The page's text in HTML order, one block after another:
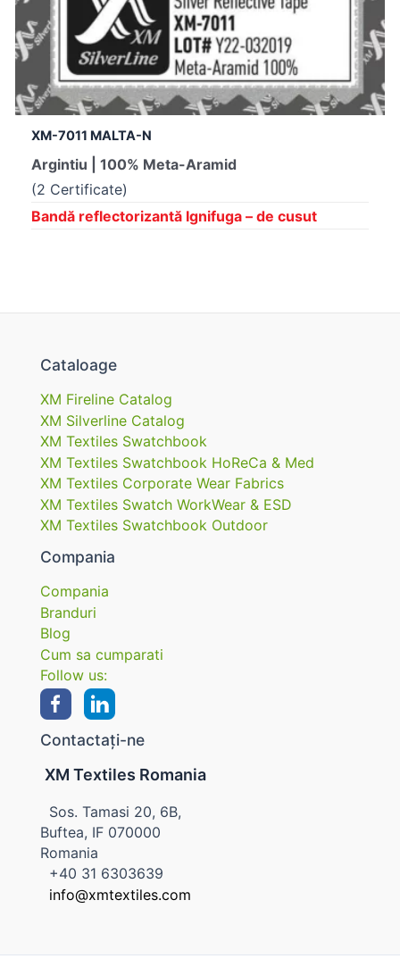
XM-7011 MALTA-N
Argintiu | 100% Meta-Aramid
(2 Certificate)
Bandă reflectorizantă Ignifuga – de cusut
Cataloage
XM Fireline Catalog
XM Silverline Catalog
XM Textiles Swatchbook
XM Textiles Swatchbook HoReCa & Med
XM Textiles Corporate Wear Fabrics
XM Textiles Swatch WorkWear & ESD
XM Textiles Swatchbook Outdoor
Compania
Compania
Branduri
Blog
Cum sa cumparati
Follow us:
Contactați-ne
XM Textiles Romania
Sos. Tamasi 20, 6B,
Buftea, IF 070000
Romania
+40 31 6303639
info@xmtextiles.com